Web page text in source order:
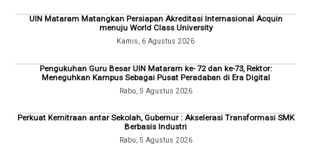
UIN Mataram Matangkan Persiapan Akreditasi Internasional Acquin
menuju World Class University
Kamis, 6 Agustus 2026
Pengukuhan Guru Besar UIN Mataram ke- 72 dan ke-73, Rektor:
Meneguhkan Kampus Sebagai Pusat Peradaban di Era Digital
Rabu, 5 Agustus 2026
Perkuat Kemitraan antar Sekolah, Gubernur : Akselerasi Transformasi SMK
Berbasis Industri
Rabu, 5 Agustus 2026